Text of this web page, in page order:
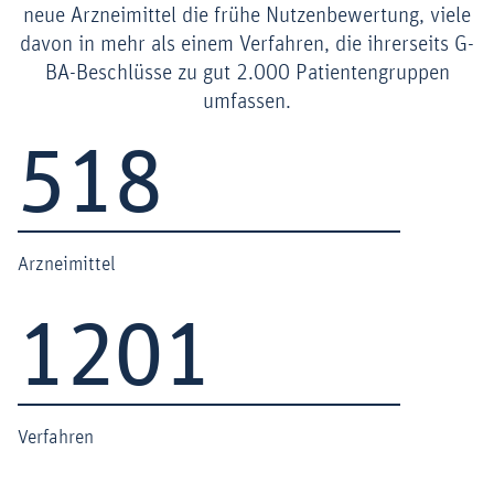
Schiedsstelle festgesetzt werden.
Download
neue Arzneimittel die frühe Nutzenbewertung, viele
davon in mehr als einem Verfahren, die ihrerseits G-
BA-Beschlüsse zu gut 2.000 Patientengruppen
umfassen.
518
518
Arzneimittel
1201
1201
Verfahren